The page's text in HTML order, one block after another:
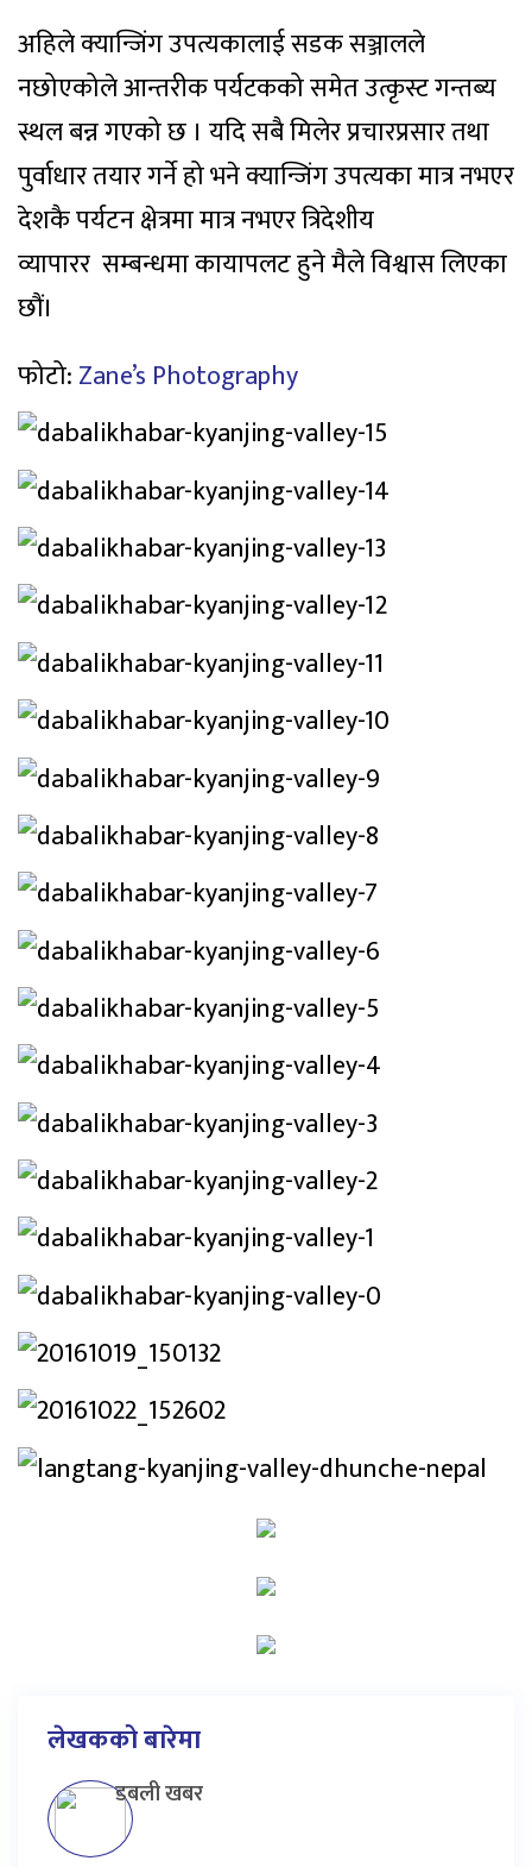
अहिले क्यान्जिंग उपत्यकालाई सडक सञ्जालले
नछोएकोले आन्तरीक पर्यटकको समेत उत्कृस्ट गन्तब्य
स्थल बन्न गएको छ । यदि सबै मिलेर प्रचारप्रसार तथा
पुर्वाधार तयार गर्ने हो भने क्यान्जिंग उपत्यका मात्र नभएर
देशकै पर्यटन क्षेत्रमा मात्र नभएर त्रिदेशीय
व्यापारर सम्बन्धमा कायापलट हुने मैले विश्वास लिएका
छौं।
फोटो:Zane’s Photography
लेखकको बारेमा
डबली खबर